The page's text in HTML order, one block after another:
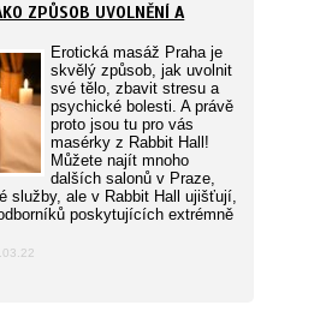
ZPŮSOB UVOLNĚNÍ A
Erotická masáž Praha je
skvělý způsob, jak uvolnit
své tělo, zbavit stresu a
psychické bolesti. A právě
proto jsou tu pro vás
masérky z Rabbit Hall!
Můžete najít mnoho
dalších salonů v Praze,
služby, ale v Rabbit Hall ujišťují,
poskytujících extrémně